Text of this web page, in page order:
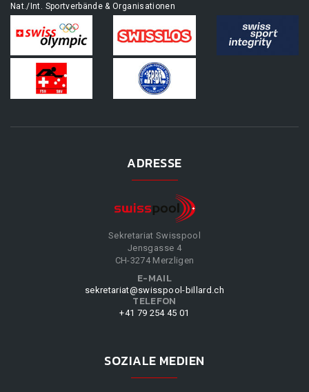
Nat./Int. Sportverbände & Organisationen
ADRESSE
Sekretariat Swisspool
Jensgasse 4
CH-3274 Merzligen
E-MAIL
sekretariat@swisspool-billard.ch
TELEFON
+41 79 254 45 01
SOZIALE MEDIEN